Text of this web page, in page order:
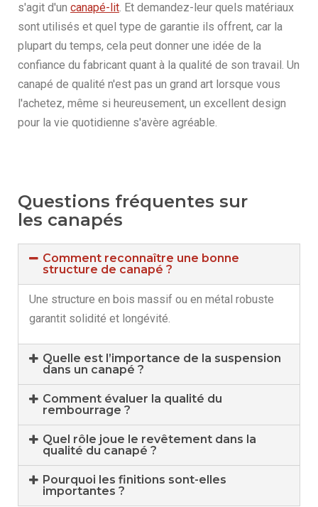
s'agit d'un canapé-lit. Et demandez-leur quels matériaux
sont utilisés et quel type de garantie ils offrent, car la
plupart du temps, cela peut donner une idée de la
confiance du fabricant quant à la qualité de son travail. Un
canapé de qualité n'est pas un grand art lorsque vous
l'achetez, même si heureusement, un excellent design
pour la vie quotidienne s'avère agréable.
Questions fréquentes sur
les canapés
Comment reconnaître une bonne
structure de canapé ?
Une structure en bois massif ou en métal robuste
garantit solidité et longévité.
Quelle est l’importance de la suspension
dans un canapé ?
Comment évaluer la qualité du
rembourrage ?
Quel rôle joue le revêtement dans la
qualité du canapé ?
Pourquoi les finitions sont-elles
importantes ?